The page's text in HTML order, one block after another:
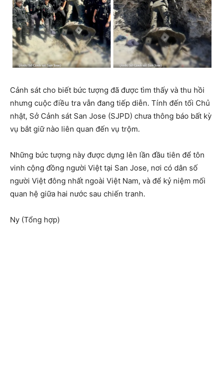
Cảnh sát cho biết bức tượng đã được tìm thấy và thu hồi
nhưng cuộc điều tra vẫn đang tiếp diễn. Tính đến tối Chủ
nhật, Sở Cảnh sát San Jose (SJPD) chưa thông báo bất kỳ
vụ bắt giữ nào liên quan đến vụ trộm.
Những bức tượng này được dựng lên lần đầu tiên để tôn
vinh cộng đồng người Việt tại San Jose, nơi có dân số
người Việt đông nhất ngoài Việt Nam, và để kỷ niệm mối
quan hệ giữa hai nước sau chiến tranh.
Ny (Tổng hợp)